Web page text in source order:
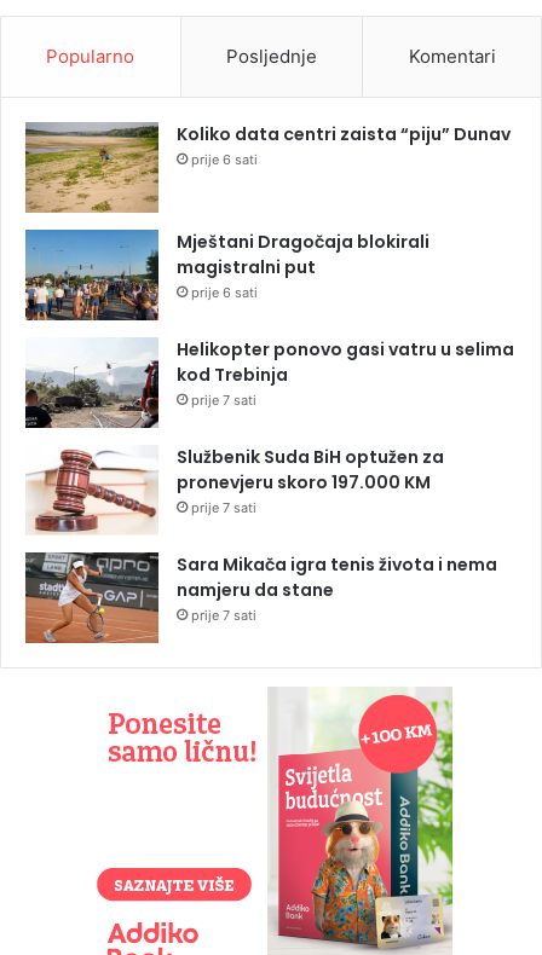
Popularno Posljednje Komentari
Koliko data centri zaista “piju” Dunav
prije 6 sati
Mještani Dragočaja blokirali
magistralni put
prije 6 sati
Helikopter ponovo gasi vatru u selima
kod Trebinja
prije 7 sati
Službenik Suda BiH optužen za
pronevjeru skoro 197.000 KM
prije 7 sati
Sara Mikača igra tenis života i nema
namjeru da stane
prije 7 sati